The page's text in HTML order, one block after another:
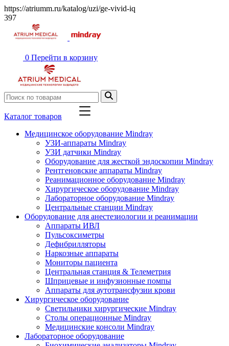
https://atriumm.ru/katalog/uzi/ge-vivid-iq
397
0 Перейти в корзину
Каталог товаров
Медицинское оборудование Mindray
УЗИ-аппараты Mindray
УЗИ датчики Mindray
Оборудование для жесткой эндоскопии Mindray
Рентгеновские аппараты Mindray
Реанимационное оборудование Mindray
Хирургическое оборудование Mindray
Лабораторное оборудование Mindray
Центральные станции Mindray
Оборудование для анестезиологии и реанимации
Аппараты ИВЛ
Пульсоксиметры
Дефибрилляторы
Наркозные аппараты
Мониторы пациента
Центральная станция & Телеметрия
Шприцевые и инфузионные помпы
Аппараты для аутотрансфузии крови
Хирургическое оборудование
Светильники хирургические Mindray
Столы операционные Mindray
Медицинские консоли Mindray
Лабораторное оборудование